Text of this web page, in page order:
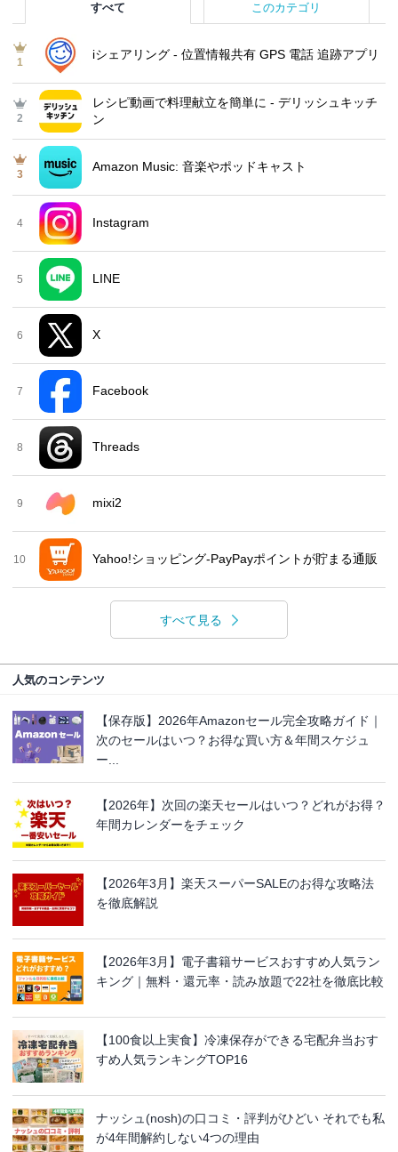
すべて このカテゴリ
1
iシェアリング - 位置情報共有 GPS 電話 追跡アプリ
2
レシピ動画で料理献立を簡単‪に - デリッシュキッチ
ン
3
Amazon Music: 音楽やポッドキャスト
4 Instagram
5 LINE
6 X
7 Facebook
8 Threads
9 mixi2
10 Yahoo!ショッピング-PayPayポイントが貯まる通販
すべて見る
人気のコンテンツ
【保存版】2026年Amazonセール完全攻略ガイド｜
次のセールはいつ？お得な買い方＆年間スケジュ
ー...
【2026年】次回の楽天セールはいつ？どれがお得？
年間カレンダーをチェック
【2026年3月】楽天スーパーSALEのお得な攻略法
を徹底解説
【2026年3月】電子書籍サービスおすすめ人気ラン
キング｜無料・還元率・読み放題で22社を徹底比較
【100食以上実食】冷凍保存ができる宅配弁当おす
すめ人気ランキングTOP16
ナッシュ(nosh)の口コミ・評判がひどい それでも私
が4年間解約しない4つの理由